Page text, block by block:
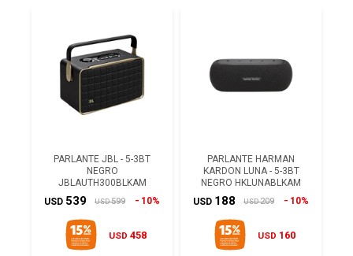
PARLANTE JBL - 5-3BT
NEGRO
JBLAUTH300BLKAM
USD 539 USD 599 10%
USD 458
PARLANTE HARMAN
KARDON LUNA - 5-3BT
NEGRO HKLUNABLKAM
USD 188 USD 209 10%
USD 160